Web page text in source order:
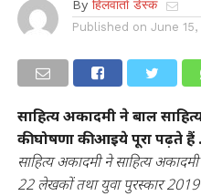
By हिलवार्ता डेस्क
Published on June 15,
साहित्‍य अकादमी ने बाल
की घोषणा की आइये पूरा पढ़ते हैं .
साहित्‍य अकादमी ने साहित्‍य
22 लेखकों तथा युवा पुरस्‍कार